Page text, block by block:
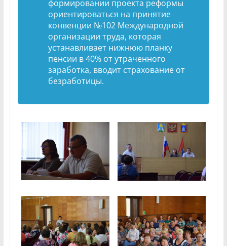
формировании проекта реформы
ориентироваться на принятие
конвенции №102 Международной
организации труда, которая
устанавливает нижнюю планку
пенсии в 40% от утраченного
заработка, вводит страхование от
безработицы.